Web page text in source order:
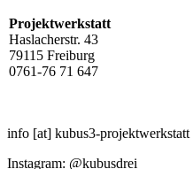
Projektwerkstatt
Haslacherstr. 43
79115 Freiburg
0761-76 71 647
info [at] kubus3-projektwerkstatt
Instagram: @kubusdrei